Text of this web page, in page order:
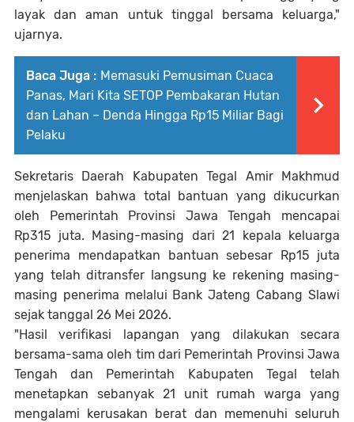
layak dan aman untuk tinggal bersama keluarga,"
ujarnya.
Baca Juga : Memasuki Pemusiman Cuaca
Panas, Mari Kita SETOP Pembakaran Hutan
dan Lahan – Denda Hingga Rp15 Miliar Bagi
Pelaku
Sekretaris Daerah Kabupaten Tegal Amir Makhmud
menjelaskan bahwa total bantuan yang dikucurkan
oleh Pemerintah Provinsi Jawa Tengah mencapai
Rp315 juta. Masing-masing dari 21 kepala keluarga
penerima mendapatkan bantuan sebesar Rp15 juta
yang telah ditransfer langsung ke rekening masing-
masing penerima melalui Bank Jateng Cabang Slawi
sejak tanggal 26 Mei 2026.
"Hasil verifikasi lapangan yang dilakukan secara
bersama-sama oleh tim dari Pemerintah Provinsi Jawa
Tengah dan Pemerintah Kabupaten Tegal telah
menetapkan sebanyak 21 unit rumah warga yang
mengalami kerusakan berat dan memenuhi seluruh